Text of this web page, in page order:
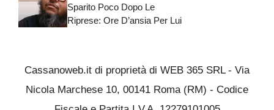
Sparito Poco Dopo Le
Riprese: Ore D’ansia Per Lui
Cassanoweb.it di proprietà di WEB 365 SRL - Via
Nicola Marchese 10, 00141 Roma (RM) - Codice